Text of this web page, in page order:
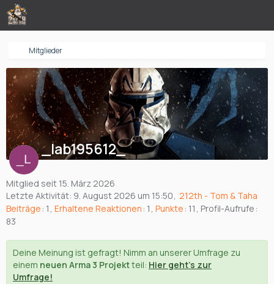
Mitglieder
_lab195612_
Mitglied seit 15. März 2026
Letzte Aktivität: 9. August 2026 um 15:50 212th - Tom & Taha
Beiträge 1 Erhaltene Reaktionen 1 Punkte 11 Profil-Aufrufe
83
Deine Meinung ist gefragt! Nimm an unserer Umfrage zu
einem neuen Arma 3 Projektteil: Hier geht's zur
Umfrage!